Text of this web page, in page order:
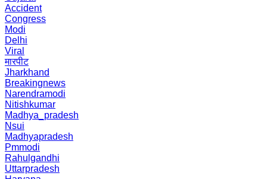
Accident
Congress
Modi
Delhi
Viral
मारपीट
Jharkhand
Breakingnews
Narendramodi
Nitishkumar
Madhya_pradesh
Nsui
Madhyapradesh
Pmmodi
Rahulgandhi
Uttarpradesh